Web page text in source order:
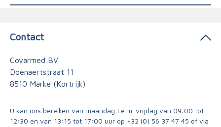
Contact
Covarmed BV
Doenaertstraat 11
8510 Marke (Kortrijk)
U kan ons bereiken van maandag t.e.m. vrijdag van 09:00 tot
12:30 en van 13:15 tot 17:00 uur op +32 (0) 56 37 47 45 of via